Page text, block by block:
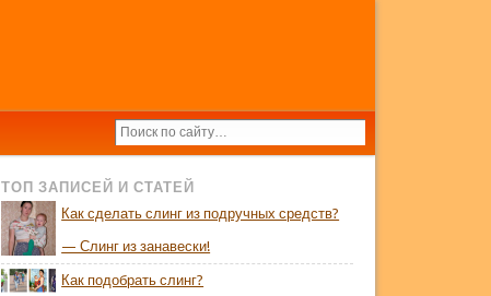
ТОП ЗАПИСЕЙ И СТАТЕЙ
Как сделать слинг из подручных средств?
— Слинг из занавески!
Как подобрать слинг?